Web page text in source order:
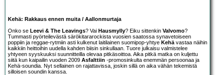
Kehä: Rakkaus ennen muita / Aallonmurtaja
Onko se Leevi & The Leavings? Vai Hausmylly? Eiku sittenkin Valvomo?
Tummasti pyörteilevästä särökitararockista vuosien saatossa synavetoiseen
poppiin ja reggae-rytmiin asti kulkenut laitilainen suomipop-yhtye Kehä vastaa näihin
kaikkiin heittoihin uudella kahden biisin sinkullaan. Tuore julkaisu valmistelee
yhtyeen syyskuuksi suunnitteilla olevaa pitkäsoittoa. Aika pitkä matka on kuljettu
siitä kun kaipailin vuoden 2009 Asfalttiin -promosinkulta enemmän persoonaa ja
Kehä-soundia. Nyt sellainen on rajattavissa, joskin sillä on aika vähän tekemistä
silloisen soundin kanssa.